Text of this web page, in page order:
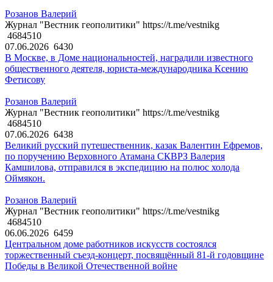
Розанов Валерий
Журнал "Вестник геополитики" https://t.me/vestnikg
4684510
07.06.2026 6430
В Москве, в Доме национальностей, наградили известного
общественного деятеля, юриста-международника Ксению
Фетисову
Розанов Валерий
Журнал "Вестник геополитики" https://t.me/vestnikg
4684510
07.06.2026 6438
Великий русский путешественник, казак Валентин Ефремов,
по поручению Верховного Атамана СКВРЗ Валерия
Камшилова, отправился в экспедицию на полюс холода
Оймякон.
Розанов Валерий
Журнал "Вестник геополитики" https://t.me/vestnikg
4684510
06.06.2026 6459
Центральном доме работников искусств состоялся
торжественный съезд-концерт, посвящённый 81-й годовщине
Победы в Великой Отечественной войне